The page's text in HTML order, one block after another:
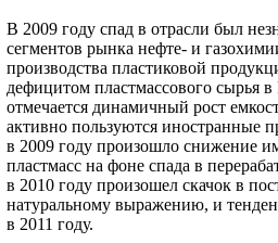
В 2009 году спад в отрасли был
сегментов рынка нефте- и
производства пластиковой
дефицитом пластмассового сырья
отмечается динамичный рост
активно пользуются иностранные
в 2009 году произошло снижение
пластмасс на фоне спада в
в 2010 году произошел скачок в
натуральному выражению, и
в 2011 году.